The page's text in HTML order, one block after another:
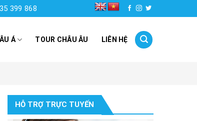
399 868
Á TOUR CHÂU ÂU LIÊN HỆ
HỖ TRỢ TRỰC TUYẾN